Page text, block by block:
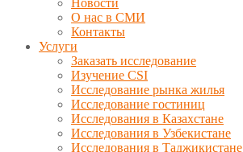
Новости
О нас в СМИ
Контакты
Услуги
Заказать исследование
Изучение CSI
Исследование рынка жилья
Исследование гостиниц
Исследования в Казахстане
Исследования в Узбекистане
Исследования в Таджикистане